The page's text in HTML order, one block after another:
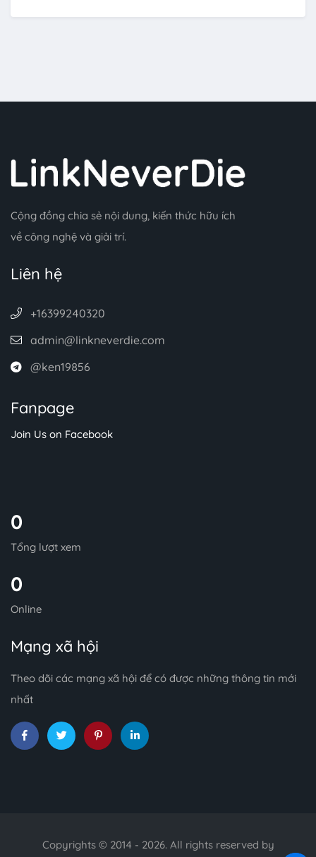
Cộng đồng chia sẻ nội dung, kiến thức hữu ích
về công nghệ và giải trí.
Liên hệ
+16399240320
admin@linkneverdie.com
@ken19856
Fanpage
Join Us on Facebook
0
Tổng lượt xem
0
Online
Mạng xã hội
Theo dõi các mạng xã hội để có được những thông tin mới
nhất
Copyrights © 2014 - 2026. All rights reserved by